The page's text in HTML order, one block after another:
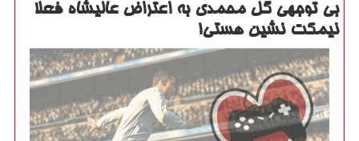
بی توجهی گل محمدی به اعتراض عالیشاه فعلا
نیمكت نشین هستی!